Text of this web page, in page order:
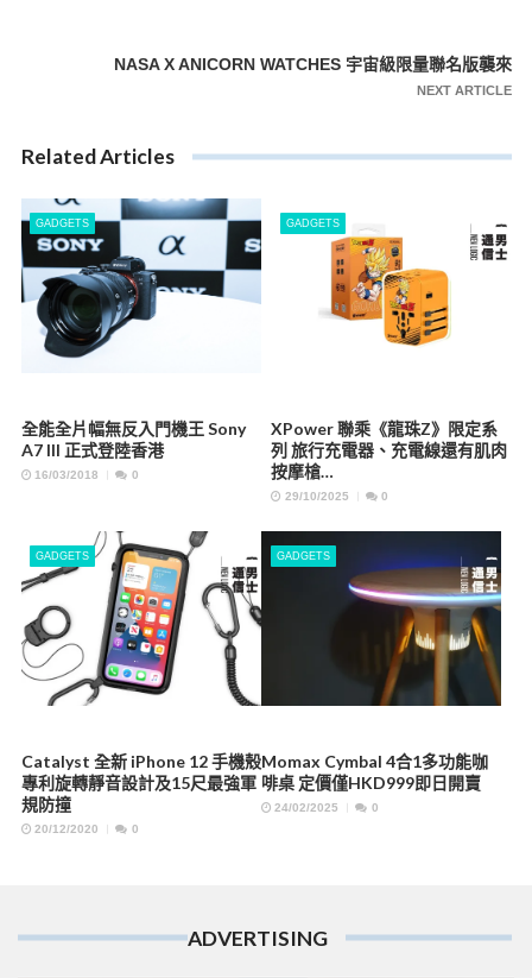
NASA X ANICORN WATCHES 宇宙級限量聯名版襲來
NEXT ARTICLE
Related Articles
GADGETS
全能全片幅無反入門機王 Sony
A7 III 正式登陸香港
16/03/2018 0
GADGETS
XPower 聯乘《龍珠Z》限定系
列 旅行充電器、充電線還有肌肉
按摩槍…
29/10/2025 0
GADGETS
Catalyst 全新 iPhone 12 手機殼
專利旋轉靜音設計及15尺最強軍
規防撞
20/12/2020 0
GADGETS
Momax Cymbal 4合1多功能咖
啡桌 定價僅HKD999即日開賣
24/02/2025 0
ADVERTISING